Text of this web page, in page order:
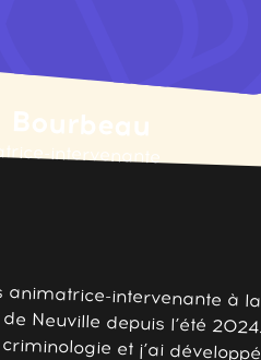
Bourbeau
intervenante
animatrice-intervenante à la
Neuville depuis l’été 2024.
et j’ai développé
en MDJ depuis que j’ai
suis fière de dire que mon
pour les jeunes, autant
que dans les plus
prête à rire et m’amuser
aussi que je peux être
moments.🙃 J’ai un grand
⛺🎣 J’ai aussi un
mettre en œuvre avec